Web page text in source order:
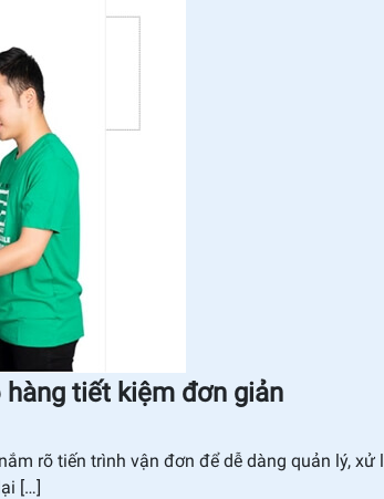
tiết kiệm đơn giản
rõ tiến trình vận đơn để dễ dàng quản lý, xử
[…]